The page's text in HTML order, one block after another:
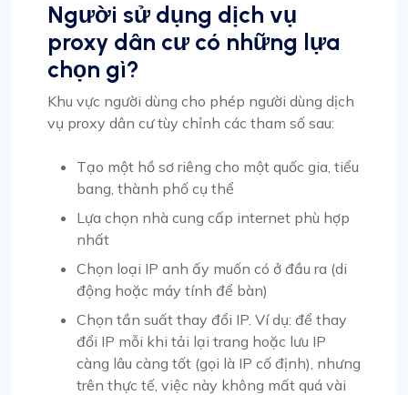
Người sử dụng dịch vụ
proxy dân cư có những lựa
chọn gì?
Khu vực người dùng cho phép người dùng dịch
vụ proxy dân cư tùy chỉnh các tham số sau:
Tạo một hồ sơ riêng cho một quốc gia, tiểu
bang, thành phố cụ thể
Lựa chọn nhà cung cấp internet phù hợp
nhất
Chọn loại IP anh ấy muốn có ở đầu ra (di
động hoặc máy tính để bàn)
Chọn tần suất thay đổi IP. Ví dụ: để thay
đổi IP mỗi khi tải lại trang hoặc lưu IP
càng lâu càng tốt (gọi là IP cố định), nhưng
trên thực tế, việc này không mất quá vài